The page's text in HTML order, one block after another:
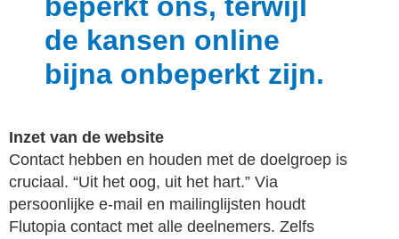
beperkt ons, terwijl
de kansen online
bijna onbeperkt zijn.
Inzet van de website
Contact hebben en houden met de doelgroep is
cruciaal. “Uit het oog, uit het hart.” Via
persoonlijke e-mail en mailinglijsten houdt
Flutopia contact met alle deelnemers. Zelfs